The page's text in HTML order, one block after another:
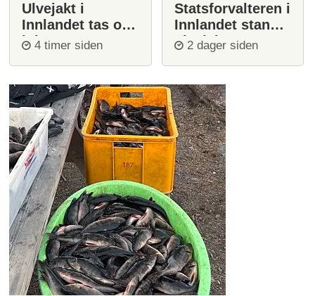
Ulvejakt i
Innlandet tas opp
igjen
4 timer siden
Statsforvalteren i
Innlandet stanser
ulvejakt
2 dager siden